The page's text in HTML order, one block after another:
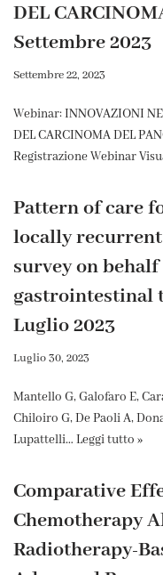
DEL
Settembre 2023
Settembre 22, 2023
Webinar: INNOVAZIONI
DEL CARCINOMA DEL
Registrazione Webinar
Pattern of care
locally
survey on
gastrointestinal
Luglio 2023
Luglio 30, 2023
Mantello G, Galofaro E,
Chiloiro G, De Paoli A,
Lupattelli… Leggi tutto »
Comparative
Chemotherapy
Radiotherapy-